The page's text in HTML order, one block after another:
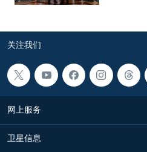
关注我们
网上服务
卫星信息